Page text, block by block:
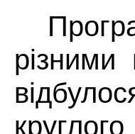
різними